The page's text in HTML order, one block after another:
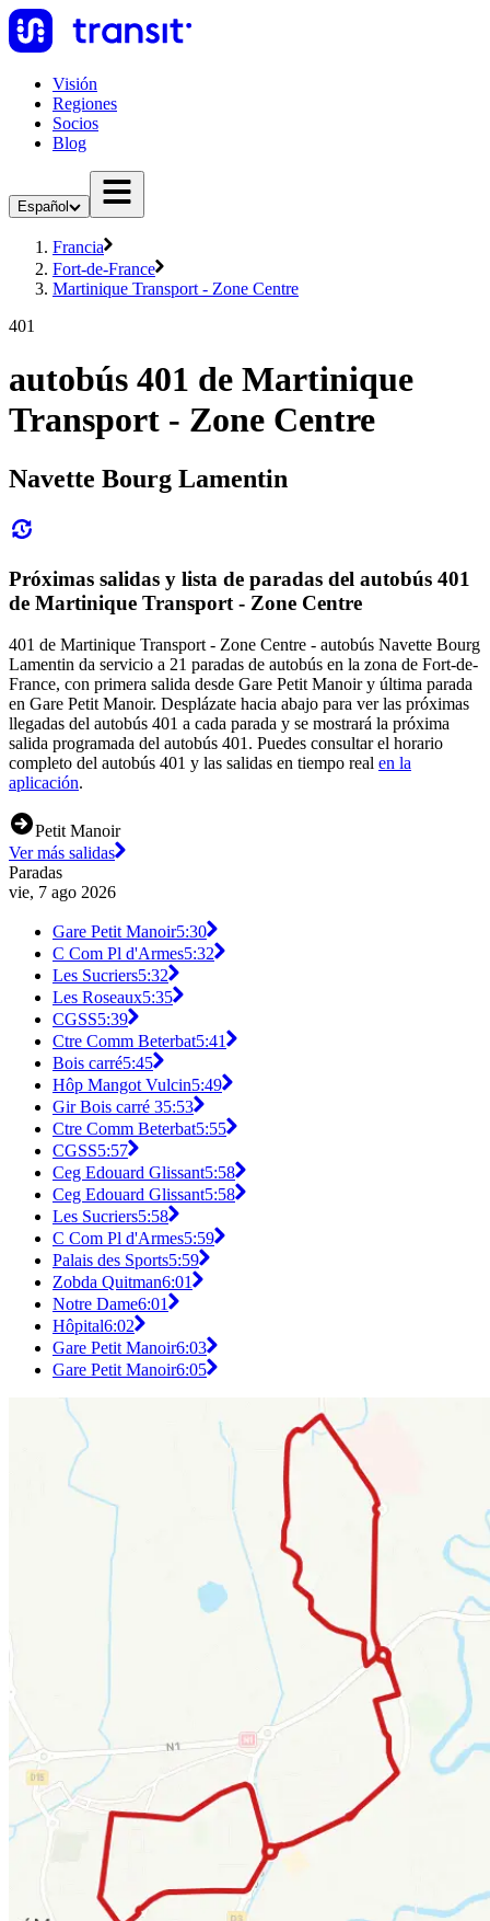
Visión
Regiones
Socios
Blog
Español
Francia
Fort-de-France
Martinique Transport - Zone Centre
401
autobús 401 de Martinique
Transport - Zone Centre
Navette Bourg Lamentin
Próximas salidas y lista de paradas del autobús 401
de Martinique Transport - Zone Centre
401 de Martinique Transport - Zone Centre - autobús Navette Bourg
Lamentin da servicio a 21 paradas de autobús en la zona de Fort-de-
France, con primera salida desde Gare Petit Manoir y última parada
en Gare Petit Manoir. Desplázate hacia abajo para ver las próximas
llegadas del autobús 401 a cada parada y se mostrará la próxima
salida programada del autobús 401. Puedes consultar el horario
completo del autobús 401 y las salidas en tiempo real en la
aplicación.
Petit Manoir
Ver más salidas
Paradas
vie, 7 ago 2026
Gare Petit Manoir5:30
C Com Pl d'Armes5:32
Les Sucriers5:32
Les Roseaux5:35
CGSS5:39
Ctre Comm Beterbat5:41
Bois carré5:45
Hôp Mangot Vulcin5:49
Gir Bois carré 35:53
Ctre Comm Beterbat5:55
CGSS5:57
Ceg Edouard Glissant5:58
Ceg Edouard Glissant5:58
Les Sucriers5:58
C Com Pl d'Armes5:59
Palais des Sports5:59
Zobda Quitman6:01
Notre Dame6:01
Hôpital6:02
Gare Petit Manoir6:03
Gare Petit Manoir6:05